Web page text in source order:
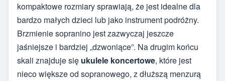
kompaktowe rozmiary sprawiają, że jest idealne dla
bardzo małych dzieci lub jako instrument podróżny.
Brzmienie sopranino jest zazwyczaj jeszcze
jaśniejsze i bardziej „dzwoniące”. Na drugim końcu
skali znajduje się ukulele koncertowe, które jest
nieco większe od sopranowego, z dłuższą menzurą